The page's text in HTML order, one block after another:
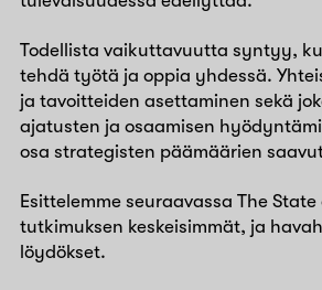
Todellista vaikuttavuutta syntyy,
tehdä työtä ja oppia yhdessä.
ja tavoitteiden asettaminen sekä
ajatusten ja osaamisen
osa strategisten päämäärien
Esittelemme seuraavassa The
tutkimuksen keskeisimmät, ja
löydökset.